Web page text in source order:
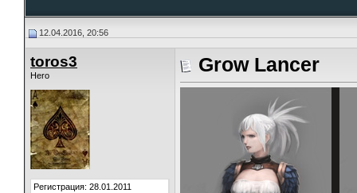
12.04.2016, 20:56
toros3
Hero
Регистрация: 28.01.2011
Grow Lancer